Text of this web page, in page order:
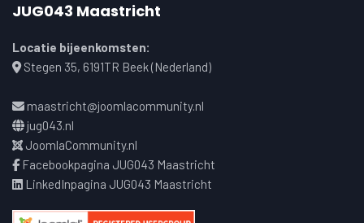
JUG043 Maastricht
Locatie bijeenkomsten:
Stegen 35, 6191TR Beek (Nederland)
maastricht@joomlacommunity.nl
jug043.nl
JoomlaCommunity.nl
Facebookpagina JUG043 Maastricht
LinkedInpagina JUG043 Maastricht